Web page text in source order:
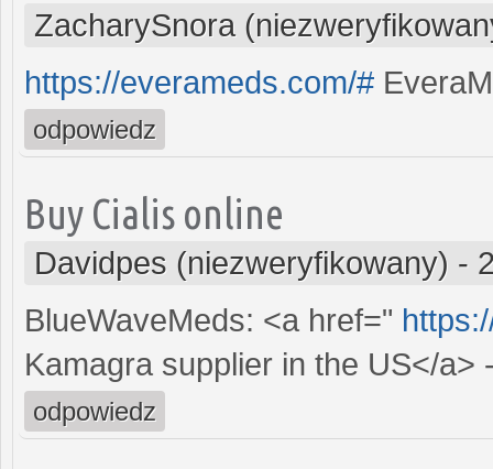
ZacharySnora
https://everameds.com/#
odpowiedz
Buy Cialis online
Davidpes (niezweryfikowany) -
BlueWaveMeds: <a href="
Kamagra supplier in the US</
odpowiedz